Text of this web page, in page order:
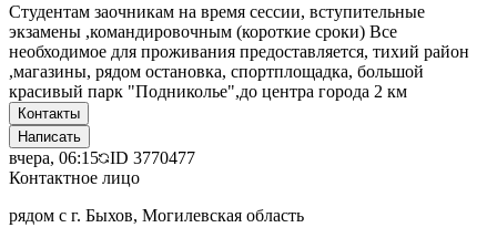
Студентам заочникам на время сессии, вступительные
экзамены ,командировочным (короткие сроки) Все
необходимое для проживания предоставляется, тихий район
,магазины, рядом остановка, спортплощадка, большой
красивый парк "Подниколье",до центра города 2 км
Контакты
Написать
вчера, 06:15 ID 3770477
Контактное лицо
рядом с г. Быхов, Могилевская область